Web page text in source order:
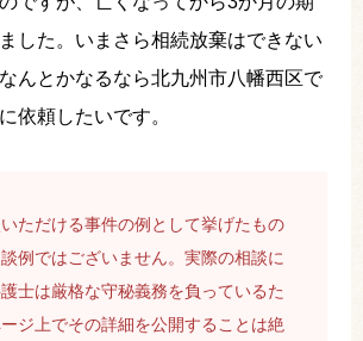
した。いまさら相続放棄はできない
んとかなるなら北九州市八幡西区で
依頼したいです。
ただける事件の例として挙げたもの
例ではございません。実際の相談に
士は厳格な守秘義務を負っているた
ジ上でその詳細を公開することは絶